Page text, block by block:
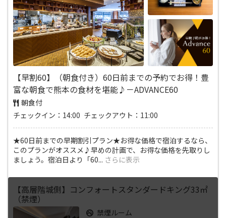
【早割60】（朝食付き）60日前までの予約でお得！豊
富な朝食で熊本の食材を堪能♪－ADVANCE60
朝食付
チェックイン：14:00 チェックアウト：11:00
★60日前までの早期割引プラン★お得な価格で宿泊するなら、
このプランがオススメ♪早めの計画で、お得な価格を先取りし
ましょう。宿泊日より「60... さらに表示
【高層階城側】コンフォートスタンダードキング33㎡
（禁煙）
禁煙ルーム